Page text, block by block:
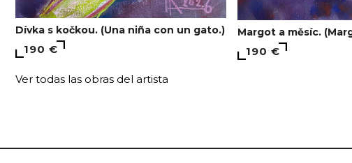
Dívka s kočkou. (Una niña con un gato.)
190 €
Margot a měsíc.
190 €
Ver todas las obras del artista